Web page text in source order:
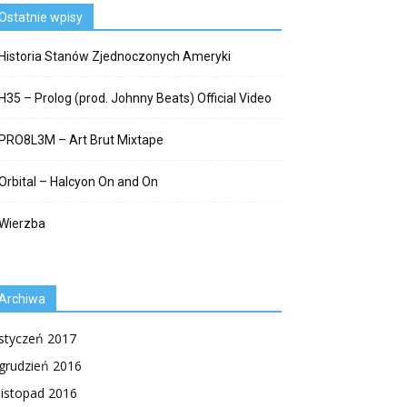
wpisy
Stanów Zjednoczonych Ameryki
– Prolog (prod. Johnny Beats) Official Video
– Art Brut Mixtape
– Halcyon On and On
2017
2016
2016